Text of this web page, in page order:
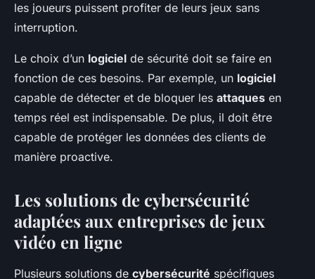
les joueurs puissent profiter de leurs jeux sans
interruption.
Le choix d’un logiciel de sécurité doit se faire en
fonction de ces besoins. Par exemple, un logiciel
capable de détecter et de bloquer les attaques en
temps réel est indispensable. De plus, il doit être
capable de protéger les données des clients de
manière proactive.
Les solutions de cybersécurité
adaptées aux entreprises de jeux
vidéo en ligne
Plusieurs solutions de cybersécurité spécifiques